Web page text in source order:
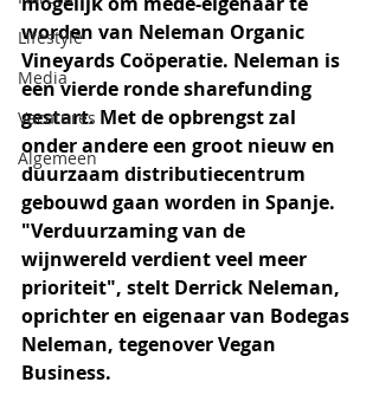
Lifestyle
Media
Vacatures
Algemeen
worden van Neleman Organic
Vineyards Coöperatie. Neleman is
een vierde ronde sharefunding
gestart. Met de opbrengst zal
onder andere een groot nieuw en
duurzaam distributiecentrum
gebouwd gaan worden in Spanje.
"Verduurzaming van de
wijnwereld verdient veel meer
prioriteit", stelt Derrick Neleman,
oprichter en eigenaar van Bodegas
Neleman, tegenover Vegan
Business.